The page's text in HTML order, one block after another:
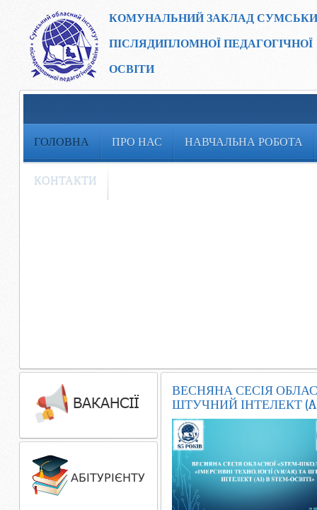
КОМУНАЛЬНИЙ ЗАКЛАД
ПІСЛЯДИПЛОМНОЇ ПЕДАГОГІЧНОЇ
ОСВІТИ
ГОЛОВНА ПРО НАС НАВЧАЛЬНА РОБОТА
КОНТАКТИ
ВЕСНЯНА СЕСІЯ
ШТУЧНИЙ ІНТЕЛЕКТ